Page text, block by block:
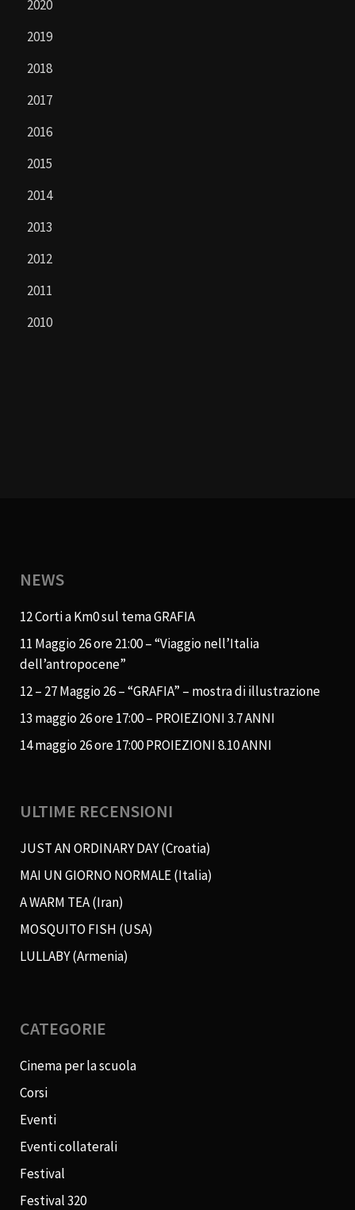
2020
2019
2018
2017
2016
2015
2014
2013
2012
2011
2010
NEWS
12 Corti a Km0 sul tema GRAFIA
11 Maggio 26 ore 21:00 – “Viaggio nell’Italia
dell’antropocene”
12 – 27 Maggio 26 – “GRAFIA” – mostra di illustrazione
13 maggio 26 ore 17:00 – PROIEZIONI 3.7 ANNI
14 maggio 26 ore 17:00 PROIEZIONI 8.10 ANNI
ULTIME RECENSIONI
JUST AN ORDINARY DAY (Croatia)
MAI UN GIORNO NORMALE (Italia)
A WARM TEA (Iran)
MOSQUITO FISH (USA)
LULLABY (Armenia)
CATEGORIE
Cinema per la scuola
Corsi
Eventi
Eventi collaterali
Festival
Festival 320